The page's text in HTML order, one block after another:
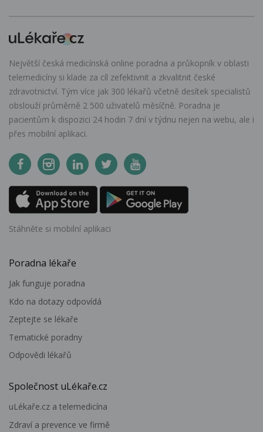
Největší česká medicínská online poradna a průkopník v oblasti
telemedicíny si klade za cíl zefektivnit a zkvalitnit české
zdravotnictví. Tým více jak 300 lékařů včetně desítek specialistů
obslouží průměrně 2 500 uživatelů měsíčně. Poradna je
pacientům k dispozici 24 hodin 7 dní v týdnu nejen na webu, ale i
přes mobilní aplikaci.
Stáhněte si mobilní aplikaci
Poradna lékaře
Jak funguje poradna
Kdo na dotazy odpovídá
Zeptejte se lékaře
Tematické poradny
Odpovědi lékařů
Společnost uLékaře.cz
uLékaře.cz a telemedicína
Zdraví a prevence ve firmě